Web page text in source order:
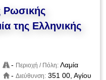
Ρωσικής
της Ελληνικής
- Περιοχή / Πόλη: Λαμία
-Διεύθυνση: 351 00, Αγίου